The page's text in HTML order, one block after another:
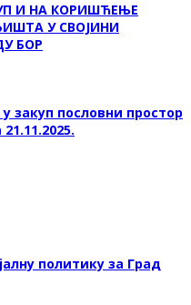
И НА КОРИШЋЕЊЕ
У СВОЈИНИ
БОР
закуп пословни простор
политику за Град